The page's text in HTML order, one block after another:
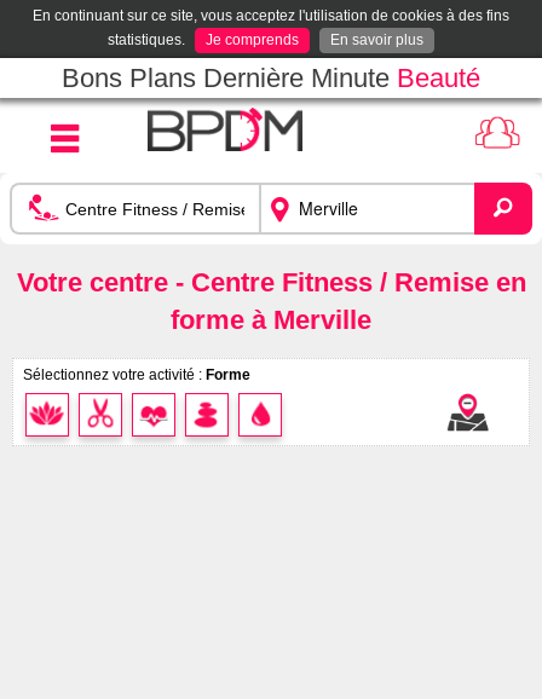
En continuant sur ce site, vous acceptez l'utilisation de cookies à des fins
statistiques.
Je comprends En savoir plus
Bons Plans Dernière Minute Beauté
Votre centre - Centre Fitness / Remise en
forme à Merville
Sélectionnez votre activité : Forme